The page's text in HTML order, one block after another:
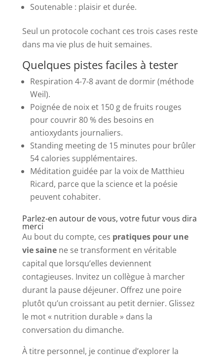
Soutenable : plaisir et durée.
Seul un protocole cochant ces trois cases reste
dans ma vie plus de huit semaines.
Quelques pistes faciles à tester
Respiration 4-7-8 avant de dormir (méthode
Weil).
Poignée de noix et 150 g de fruits rouges
pour couvrir 80 % des besoins en
antioxydants journaliers.
Standing meeting de 15 minutes pour brûler
54 calories supplémentaires.
Méditation guidée par la voix de Matthieu
Ricard, parce que la science et la poésie
peuvent cohabiter.
Parlez-en autour de vous, votre futur vous dira
merci
Au bout du compte, ces pratiques pour une
vie sainene se transforment en véritable
capital que lorsqu’elles deviennent
contagieuses. Invitez un collègue à marcher
durant la pause déjeuner. Offrez une poire
plutôt qu’un croissant au petit dernier. Glissez
le mot « nutrition durable » dans la
conversation du dimanche.
À titre personnel, je continue d’explorer la